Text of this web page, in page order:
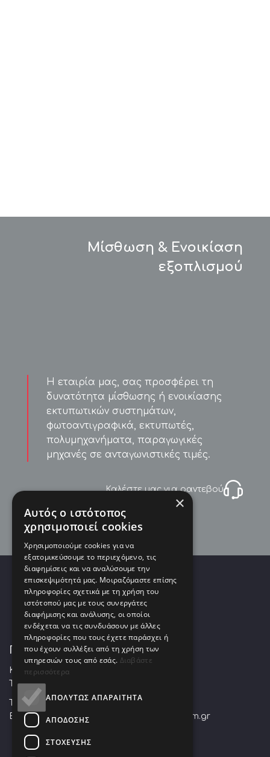
Μίσθωση & Ενοικίαση
εξοπλισμού
Η εταιρία μας, σας προσφέρει τη
δυνατότητα μίσθωσης ή ενοικίασης
εκτυπωτικών συστημάτων,
φωτοαντιγραφικά, εκτυπωτές,
πολυμηχανήματα, παραγωγικές
μηχανές σε ανταγωνιστικές τιμές.
Καλέστε μας για ραντεβού
ΠΟΥΛΙΑΡΕΚΟΣ ΧΡΗΣΤΟΣ Α.Ε.
Κουρτίδου 28 Αθήνα, Αθήνα 10445,
Τρεις Γέφυρες Αττικής
Τ: +30 2108822531| F: +30 2108838467
E:
info@fotocopy.com.gr www.fotocopy.com.gr
×
Αυτός ο ιστότοπος
χρησιμοποιεί cookies
Χρησιμοποιούμε cookies για να
εξατομικεύσουμε το περιεχόμενο, τις
διαφημίσεις και να αναλύσουμε την
επισκεψιμότητά μας. Μοιραζόμαστε επίσης
πληροφορίες σχετικά με τη χρήση του
ιστότοπού μας με τους συνεργάτες
διαφήμισης και ανάλυσης, οι οποίοι
ενδέχεται να τις συνδυάσουν με άλλες
πληροφορίες που τους έχετε παράσχει ή
που έχουν συλλέξει από τη χρήση των
υπηρεσιών τους από εσάς. Διαβάστε
περισσότερα
ΑΠΟΛΎΤΩΣ ΑΠΑΡΑΊΤΗΤΑ
ΑΠΌΔΟΣΗΣ
ΣΤΌΧΕΥΣΗΣ